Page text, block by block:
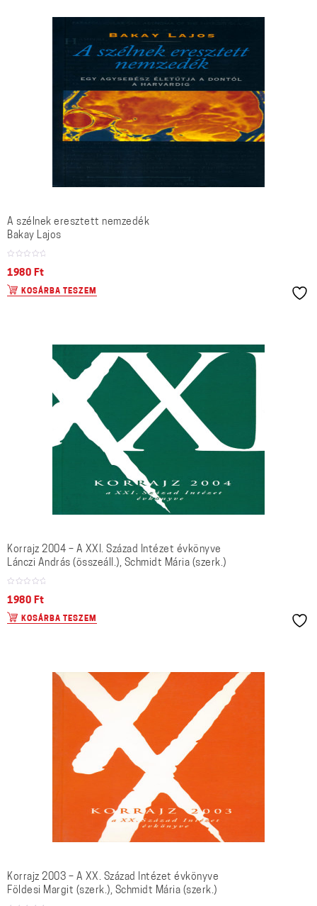
A szélnek eresztett nemzedék
Bakay Lajos
1980 Ft
KOSÁRBA TESZEM
Korrajz 2004 – A XXI. Század Intézet évkönyve
Lánczi András (összeáll.), Schmidt Mária (szerk.)
1980 Ft
KOSÁRBA TESZEM
Korrajz 2003 – A XX. Század Intézet évkönyve
Földesi Margit (szerk.), Schmidt Mária (szerk.)